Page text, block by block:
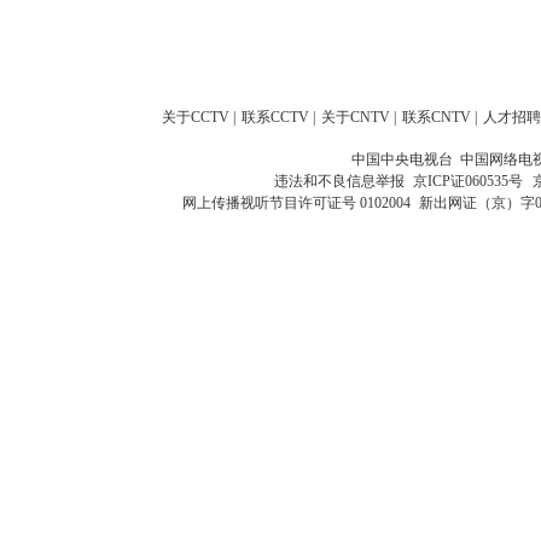
关于CCTV 联系CCTV 关于CNTV 联系CNTV 人才招聘
中国中央电视台 中国网络电
违法和不良信息举报 京ICP证060535号
网上传播视听节目许可证号 0102004 新出网证（京）